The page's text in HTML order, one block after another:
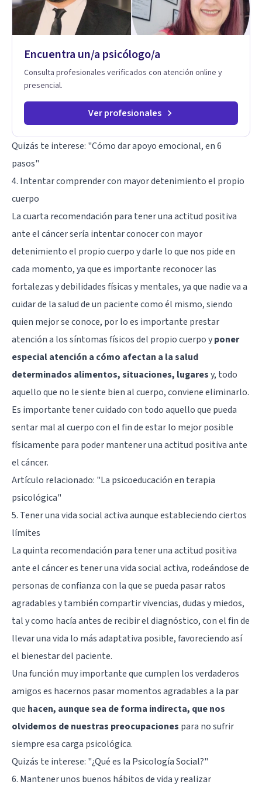
Encuentra un/a psicólogo/a
Consulta profesionales verificados con atención online y
presencial.
Ver profesionales
Quizás te interese: "Cómo dar apoyo emocional, en 6
pasos"
4. Intentar comprender con mayor detenimiento el propio
cuerpo
La cuarta recomendación para tener una actitud positiva
ante el cáncer sería intentar conocer con mayor
detenimiento el propio cuerpo y darle lo que nos pide en
cada momento, ya que es importante reconocer las
fortalezas y debilidades físicas y mentales, ya que nadie va a
cuidar de la salud de un paciente como él mismo, siendo
quien mejor se conoce, por lo es importante prestar
atención a los síntomas físicos del propio cuerpo yponer
especial atención a cómo afectan a la salud
determinados alimentos, situaciones, lugaresy, todo
aquello que no le siente bien al cuerpo, conviene eliminarlo.
Es importante tener cuidado con todo aquello que pueda
sentar mal al cuerpo con el fin de estar lo mejor posible
físicamente para poder mantener una actitud positiva ante
el cáncer.
Artículo relacionado: "La psicoeducación en terapia
psicológica"
5. Tener una vida social activa aunque estableciendo ciertos
límites
La quinta recomendación para tener una actitud positiva
ante el cáncer es tener una vida social activa, rodeándose de
personas de confianza con la que se pueda pasar ratos
agradables y también compartir vivencias, dudas y miedos,
tal y como hacía antes de recibir el diagnóstico, con el fin de
llevar una vida lo más adaptativa posible, favoreciendo así
el bienestar del paciente.
Una función muy importante que cumplen los verdaderos
amigos es hacernos pasar momentos agradables a la par
que hacen, aunque sea de forma indirecta, que nos
olvidemos de nuestras preocupaciones para no sufrir
siempre esa carga psicológica.
Quizás te interese: "¿Qué es la Psicología Social?"
6. Mantener unos buenos hábitos de vida y realizar